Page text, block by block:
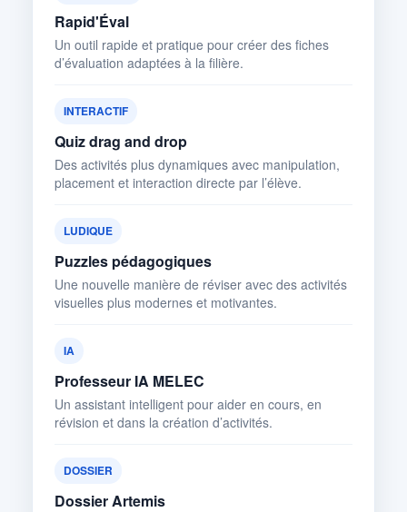
Rapid'Éval
Un outil rapide et pratique pour créer des fiches
d’évaluation adaptées à la filière.
INTERACTIF
Quiz drag and drop
Des activités plus dynamiques avec manipulation,
placement et interaction directe par l’élève.
LUDIQUE
Puzzles pédagogiques
Une nouvelle manière de réviser avec des activités
visuelles plus modernes et motivantes.
IA
Professeur IA MELEC
Un assistant intelligent pour aider en cours, en
révision et dans la création d’activités.
DOSSIER
Dossier Artemis